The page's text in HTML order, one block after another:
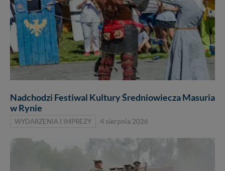
Nadchodzi Festiwal Kultury Średniowiecza Masuria
w Rynie
WYDARZENIA I IMPREZY 4 sierpnia 2026